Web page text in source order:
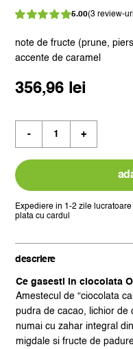
la5.00din 5 pe
baza a
5.00(3review-
note de fructe (prune,
accente de caramel
356,96 lei
ciocolata
dark
70%,
Expediere in 1-2 zile lucratoare
plata cu cardul
descriere
Ce gasesti in ciocolata
Amestecul de “ciocolata
pudra de cacao, lichior de
numai cu zahar integral
migdale si fructe de